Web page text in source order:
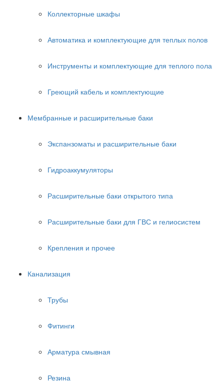
Коллекторные шкафы
Автоматика и комплектующие для теплых полов
Инструменты и комплектующие для теплого пола
Греющий кабель и комплектующие
Мембранные и расширительные баки
Экспанзоматы и расширительные баки
Гидроаккумуляторы
Расширительные баки открытого типа
Расширительные баки для ГВС и гелиосистем
Крепления и прочее
Канализация
Трубы
Фитинги
Арматура смывная
Резина